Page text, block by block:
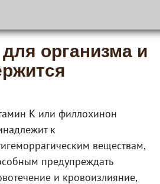
организма и
К или филлохинон
к
веществам,
предупреждать
и кровоизлияние,